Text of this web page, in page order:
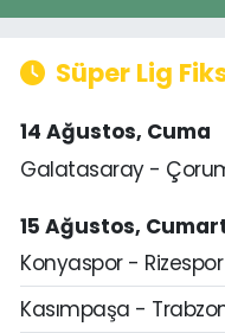
Süper Lig
14 Ağustos, Cuma
Galatasaray -
15 Ağustos,
Konyaspor - Rizespor
Kasımpaşa -